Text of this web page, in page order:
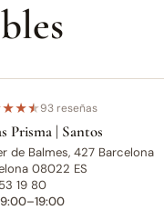
★★★93 reseñas
Prisma | Santos
de Balmes, 427 Barcelona
08022 ES
19 80